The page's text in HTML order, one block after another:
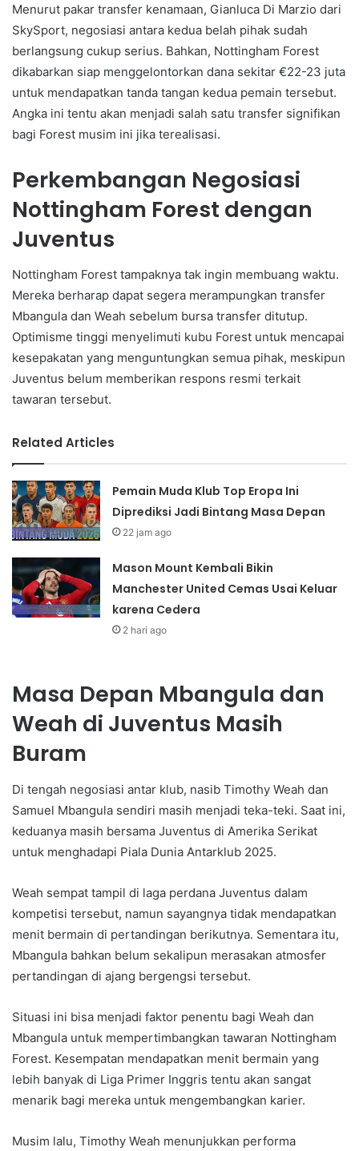
Menurut pakar transfer kenamaan, Gianluca Di Marzio dari
SkySport, negosiasi antara kedua belah pihak sudah
berlangsung cukup serius. Bahkan, Nottingham Forest
dikabarkan siap menggelontorkan dana sekitar €22-23 juta
untuk mendapatkan tanda tangan kedua pemain tersebut.
Angka ini tentu akan menjadi salah satu transfer signifikan
bagi Forest musim ini jika terealisasi.
Perkembangan Negosiasi
Nottingham Forest dengan
Juventus
Nottingham Forest tampaknya tak ingin membuang waktu.
Mereka berharap dapat segera merampungkan transfer
Mbangula dan Weah sebelum bursa transfer ditutup.
Optimisme tinggi menyelimuti kubu Forest untuk mencapai
kesepakatan yang menguntungkan semua pihak, meskipun
Juventus belum memberikan respons resmi terkait
tawaran tersebut.
Related Articles
Pemain Muda Klub Top Eropa Ini
Diprediksi Jadi Bintang Masa Depan
22 jam ago
Mason Mount Kembali Bikin
Manchester United Cemas Usai Keluar
karena Cedera
2 hari ago
Masa Depan Mbangula dan
Weah di Juventus Masih
Buram
Di tengah negosiasi antar klub, nasib Timothy Weah dan
Samuel Mbangula sendiri masih menjadi teka-teki. Saat ini,
keduanya masih bersama Juventus di Amerika Serikat
untuk menghadapi Piala Dunia Antarklub 2025.
Weah sempat tampil di laga perdana Juventus dalam
kompetisi tersebut, namun sayangnya tidak mendapatkan
menit bermain di pertandingan berikutnya. Sementara itu,
Mbangula bahkan belum sekalipun merasakan atmosfer
pertandingan di ajang bergengsi tersebut.
Situasi ini bisa menjadi faktor penentu bagi Weah dan
Mbangula untuk mempertimbangkan tawaran Nottingham
Forest. Kesempatan mendapatkan menit bermain yang
lebih banyak di Liga Primer Inggris tentu akan sangat
menarik bagi mereka untuk mengembangkan karier.
Musim lalu, Timothy Weah menunjukkan performa